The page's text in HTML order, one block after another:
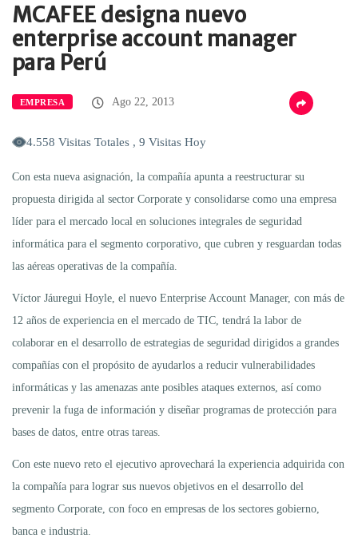
Home
Empresa MCAFEE designa nuevo…
MCAFEE designa nuevo
enterprise account manager
para Perú
EMPRESA Ago 22, 2013
4.558 Visitas Totales , 9 Visitas Hoy
Con esta nueva asignación, la compañía apunta a reestructurar su
propuesta dirigida al sector Corporate y consolidarse como una empresa
líder para el mercado local en soluciones integrales de seguridad
informática para el segmento corporativo, que cubren y resguardan todas
las aéreas operativas de la compañía.
Víctor Jáuregui Hoyle, el nuevo Enterprise Account Manager, con más de
12 años de experiencia en el mercado de TIC, tendrá la labor de
colaborar en el desarrollo de estrategias de seguridad dirigidos a grandes
compañías con el propósito de ayudarlos a reducir vulnerabilidades
informáticas y las amenazas ante posibles ataques externos, así como
prevenir la fuga de información y diseñar programas de protección para
bases de datos, entre otras tareas.
Con este nuevo reto el ejecutivo aprovechará la experiencia adquirida con
la compañía para lograr sus nuevos objetivos en el desarrollo del
segmento Corporate, con foco en empresas de los sectores gobierno,
banca e industria.